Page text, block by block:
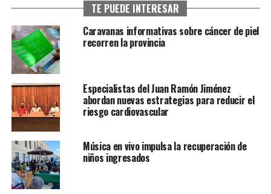
TE PUEDE INTERESAR
Caravanas informativas sobre cáncer de piel
recorren la provincia
Especialistas del Juan Ramón Jiménez
abordan nuevas estrategias para reducir el
riesgo cardiovascular
Música en vivo impulsa la recuperación de
niños ingresados